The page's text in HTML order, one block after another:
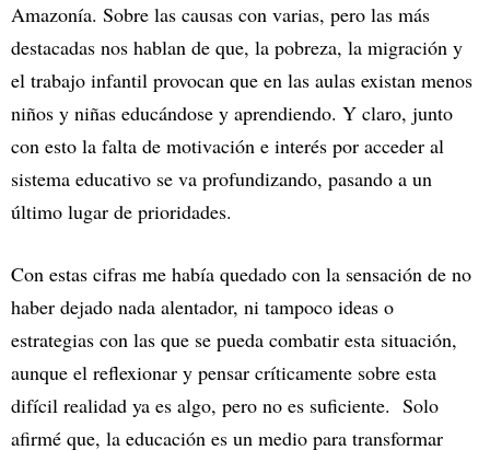
Amazonía. Sobre las causas con varias, pero las más
destacadas nos hablan de que, la pobreza, la migración y
el trabajo infantil provocan que en las aulas existan menos
niños y niñas educándose y aprendiendo. Y claro, junto
con esto la falta de motivación e interés por acceder al
sistema educativo se va profundizando, pasando a un
último lugar de prioridades.
Con estas cifras me había quedado con la sensación de no
haber dejado nada alentador, ni tampoco ideas o
estrategias con las que se pueda combatir esta situación,
aunque el reflexionar y pensar críticamente sobre esta
difícil realidad ya es algo, pero no es suficiente. Solo
afirmé que, la educación es un medio para transformar